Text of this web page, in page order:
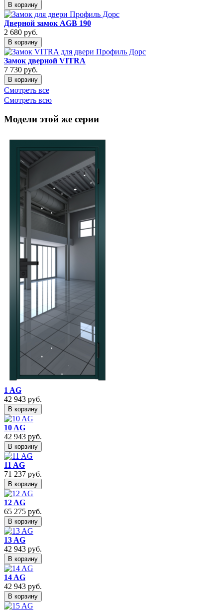
В корзину
Дверной замок AGB 190
2 680 руб.
В корзину
Замок дверной VITRA
7 730 руб.
В корзину
Смотреть все
Смотреть всю
Модели этой же серии
1 AG
42 943 руб.
В корзину
10 AG
42 943 руб.
В корзину
11 AG
71 237 руб.
В корзину
12 AG
65 275 руб.
В корзину
13 AG
42 943 руб.
В корзину
14 AG
42 943 руб.
В корзину